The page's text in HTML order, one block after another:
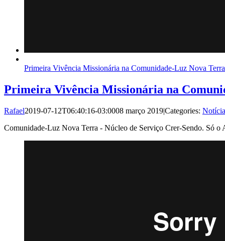
Primeira Vivência Missionária na Comunidade-Luz Nova Terra
Primeira Vivência Missionária na
Rafael2019-07-12T06:40:16-03:0008 março 2019|Categories:
Comunidade-Luz Nova Terra - Núcleo de Serviço Crer-Sendo. Só